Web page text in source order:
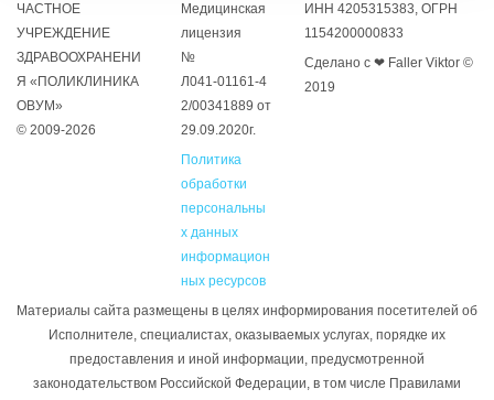
ЧАСТНОЕ
УЧРЕЖДЕНИЕ
ЗДРАВООХРАНЕНИ
Я «ПОЛИКЛИНИКА
ОВУМ»
© 2009-2026
Медицинская
лицензия
№
Л041‑01161‑4
2/00341889 от
29.09.2020г.
Политика
обработки
персональны
х данных
информацион
ных ресурсов
ИНН 4205315383, ОГРН
1154200000833
Сделано с ❤ Faller Viktor ©
2019
Материалы сайта размещены в целях информирования посетителей об
Исполнителе, специалистах, оказываемых услугах, порядке их
предоставления и иной информации, предусмотренной
законодательством Российской Федерации, в том числе Правилами